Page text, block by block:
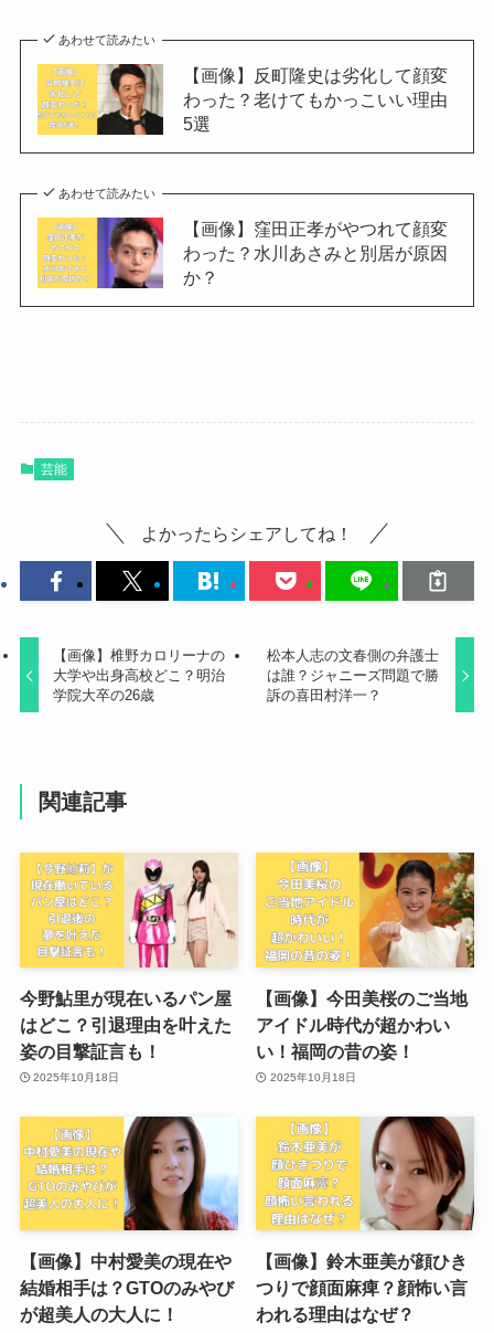
あわせて読みたい
【画像】反町隆史は劣化して顔変
わった？老けてもかっこいい理由
5選
あわせて読みたい
【画像】窪田正孝がやつれて顔変
わった？水川あさみと別居が原因
か？
芸能
よかったらシェアしてね！
【画像】椎野カロリーナの
大学や出身高校どこ？明治
学院大卒の26歳
松本人志の文春側の弁護士
は誰？ジャニーズ問題で勝
訴の喜田村洋一？
関連記事
今野鮎里が現在いるパン屋
はどこ？引退理由を叶えた
姿の目撃証言も！
2025年10月18日
【画像】今田美桜のご当地
アイドル時代が超かわい
い！福岡の昔の姿！
2025年10月18日
【画像】中村愛美の現在や
結婚相手は？GTOのみやび
が超美人の大人に！
【画像】鈴木亜美が顔ひき
つりで顔面麻痺？顔怖い言
われる理由はなぜ？